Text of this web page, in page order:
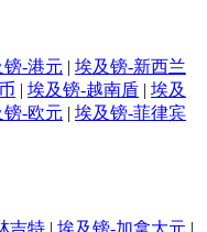
镑-港元 | 埃及镑-新西兰
| 埃及镑-越南盾 | 埃及
镑-欧元 | 埃及镑-菲律宾